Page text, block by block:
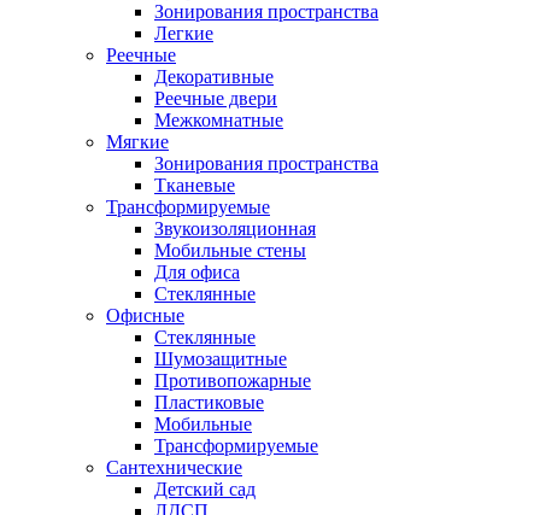
Зонирования пространства
Легкие
Реечные
Декоративные
Реечные двери
Межкомнатные
Мягкие
Зонирования пространства
Тканевые
Трансформируемые
Звукоизоляционная
Мобильные стены
Для офиса
Стеклянные
Офисные
Стеклянные
Шумозащитные
Противопожарные
Пластиковые
Мобильные
Трансформируемые
Сантехнические
Детский сад
ЛДСП